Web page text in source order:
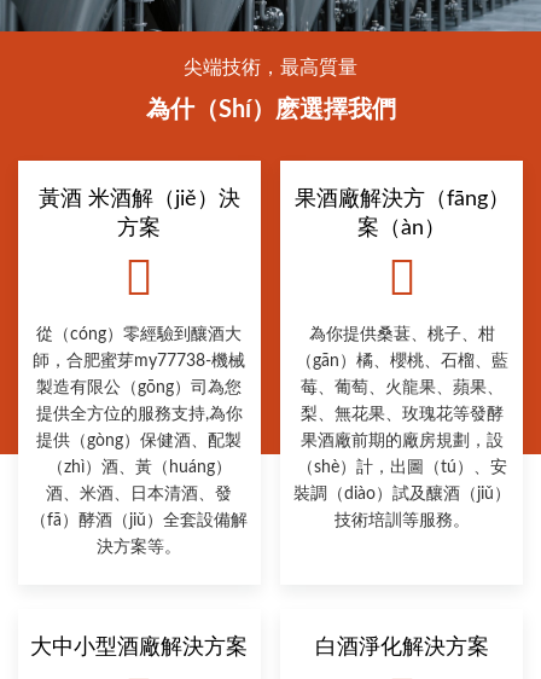
尖端技術，最高質量
為什（shí）麽選擇我們
黃酒 米酒解（jiě）決
方案
從（cóng）零經驗到釀酒大
師，合肥蜜芽my77738-機械
製造有限公（gōng）司為您
提供全方位的服務支持,為你
提供（gòng）保健酒、配製
（zhì）酒、黃（huáng）
酒、米酒、日本清酒、發
（fā）酵酒（jiǔ）全套設備解
決方案等。
果酒廠解決方（fāng）
案（àn）
為你提供桑葚、桃子、柑
（gān）橘、櫻桃、石榴、藍
莓、葡萄、火龍果、蘋果、
梨、無花果、玫瑰花等發酵
果酒廠前期的廠房規劃，設
（shè）計，出圖（tú）、安
裝調（diào）試及釀酒（jiǔ）
技術培訓等服務。
大中小型酒廠解決方案 白酒淨化解決方案